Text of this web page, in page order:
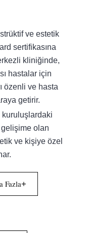
ve estetik
sertifikasına
kliniğinde,
hastalar için
özenli ve hasta
getirir.
kuruluşlardaki
olan
ve kişiye özel
Fazla+